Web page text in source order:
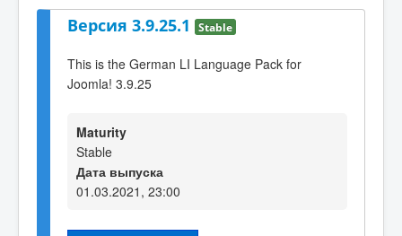
Версия 3.9.25.1 Stable
This is the German LI Language Pack for
Joomla! 3.9.25
Maturity
Stable
Дата выпуска
01.03.2021, 23:00